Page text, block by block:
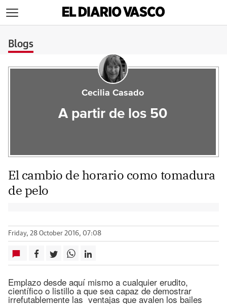
Blogs
Cecilia Casado
A partir de los 50
El cambio de horario como tomadura
de pelo
Friday, 28 October 2016, 07:08
Emplazo desde aquí mismo a cualquier erudito,
científico o listillo a que sea capaz de demostrar
irrefutablemente las ventajas que avalen los bailes